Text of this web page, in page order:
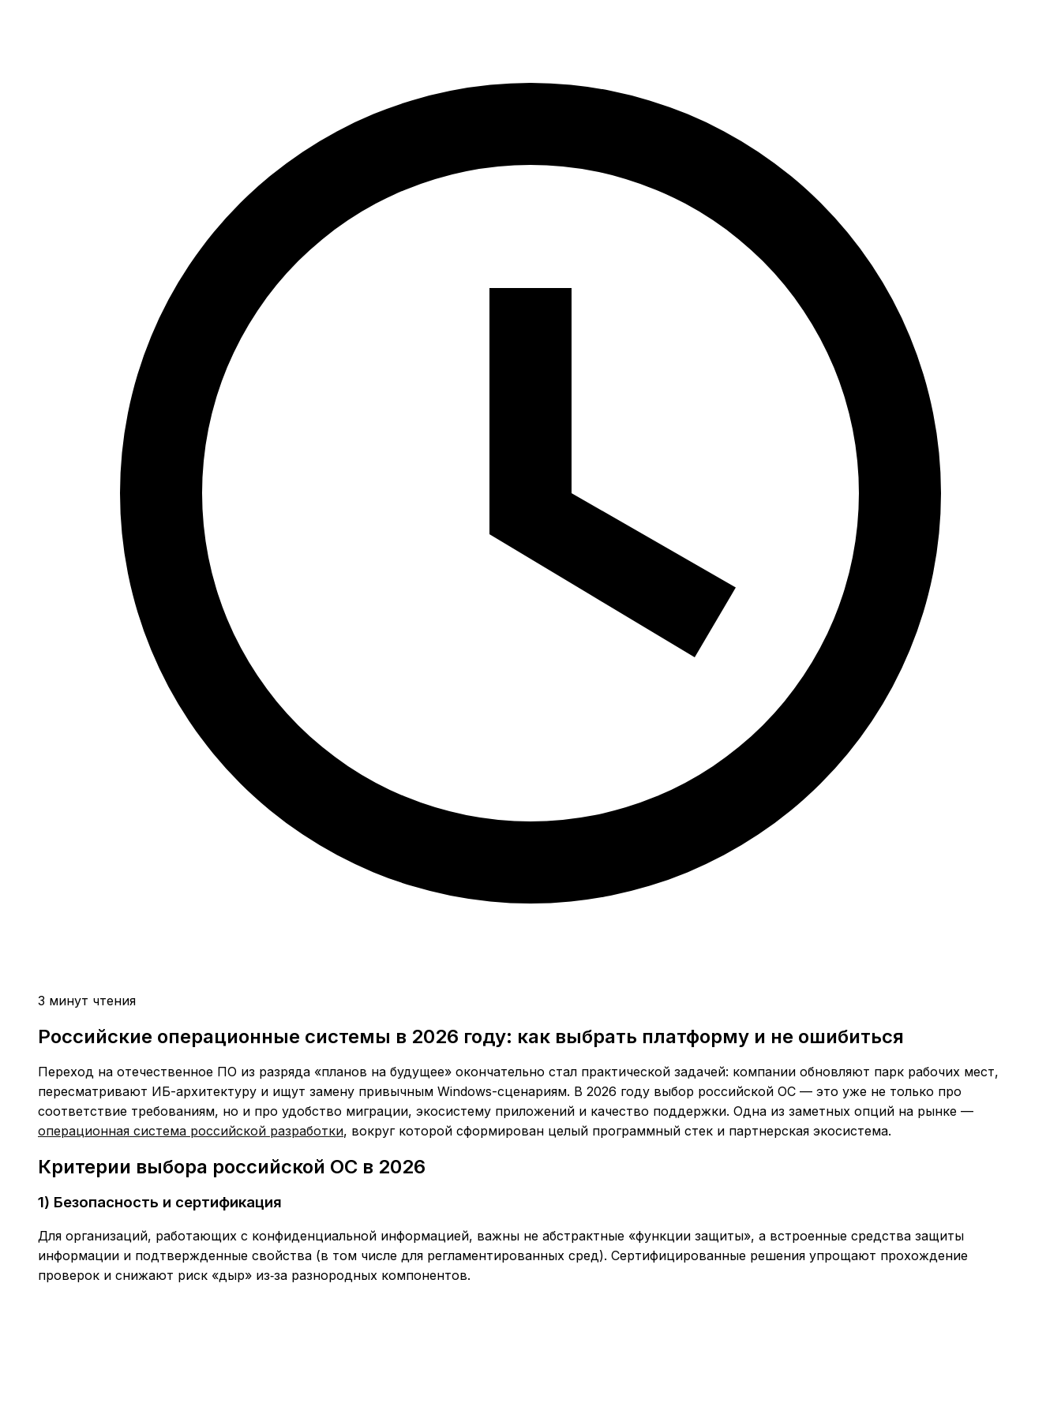
3 минут чтения
Российские операционные системы в 2026 году: как выбрать платформу и не ошибиться
Переход на отечественное ПО из разряда «планов на будущее» окончательно стал практической задачей: компании обновляют парк рабочих мест,
пересматривают ИБ-архитектуру и ищут замену привычным Windows-сценариям. В 2026 году выбор российской ОС — это уже не только про
соответствие требованиям, но и про удобство миграции, экосистему приложений и качество поддержки. Одна из заметных опций на рынке —
операционная система российской разработки, вокруг которой сформирован целый программный стек и партнерская экосистема.
Критерии выбора российской ОС в 2026
1) Безопасность и сертификация
Для организаций, работающих с конфиденциальной информацией, важны не абстрактные «функции защиты», а встроенные средства защиты
информации и подтвержденные свойства (в том числе для регламентированных сред). Сертифицированные решения упрощают прохождение
проверок и снижают риск «дыр» из‑за разнородных компонентов.